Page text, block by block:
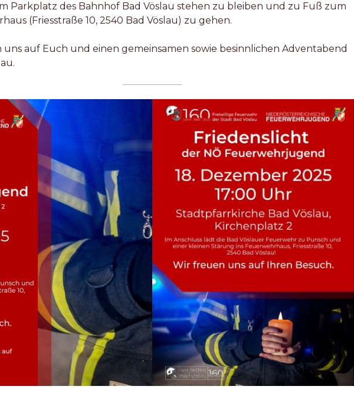
Parkplatz des Bahnhof Bad Vöslau stehen zu bleiben und zu Fuß zum
(Friesstraße 10, 2540 Bad Vöslau) zu gehen.
auf Euch und einen gemeinsamen sowie besinnlichen Adventabend